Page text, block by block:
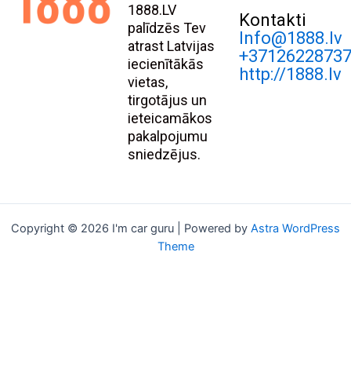
1888.LV
palīdzēs Tev
atrast Latvijas
iecienītākās
vietas,
tirgotājus un
ieteicamākos
pakalpojumu
sniedzējus.
Kontakti
Info@1888.lv
http://1888.lv
Copyright © 2026 I'm car guru | Powered by Astra WordPress
Theme